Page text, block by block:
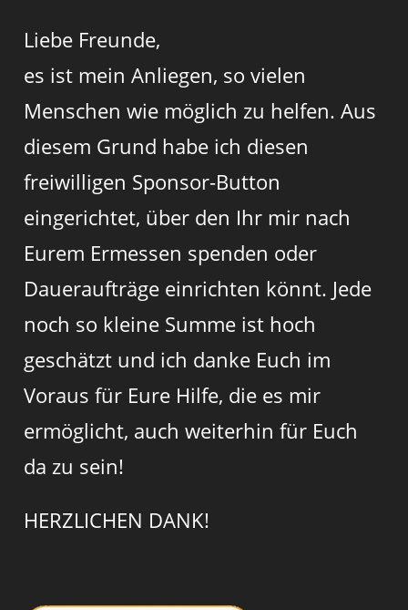
Liebe Freunde,
es ist mein Anliegen, so vielen
Menschen wie möglich zu helfen. Aus
diesem Grund habe ich diesen
freiwilligen Sponsor-Button
eingerichtet, über den Ihr mir nach
Eurem Ermessen spenden oder
Daueraufträge einrichten könnt. Jede
noch so kleine Summe ist hoch
geschätzt und ich danke Euch im
Voraus für Eure Hilfe, die es mir
ermöglicht, auch weiterhin für Euch
da zu sein!
HERZLICHEN DANK!